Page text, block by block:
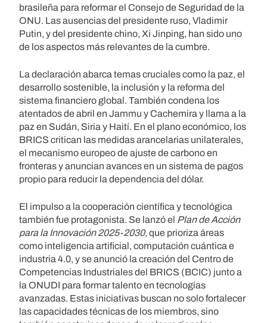
brasileña para reformar el Consejo de Seguridad de la
ONU. Las ausencias del presidente ruso, Vladimir
Putin, y del presidente chino, Xi Jinping, han sido uno
de los aspectos más relevantes de la cumbre.
La declaración abarca temas cruciales como la paz, el
desarrollo sostenible, la inclusión y la reforma del
sistema financiero global. También condena los
atentados de abril en Jammu y Cachemira y llama a la
paz en Sudán, Siria y Haití. En el plano económico, los
BRICS critican las medidas arancelarias unilaterales,
el mecanismo europeo de ajuste de carbono en
fronteras y anuncian avances en un sistema de pagos
propio para reducir la dependencia del dólar.
El impulso a la cooperación científica y tecnológica
también fue protagonista. Se lanzó el Plan de Acción
para la Innovación 2025-2030, que prioriza áreas
como inteligencia artificial, computación cuántica e
industria 4.0, y se anunció la creación del Centro de
Competencias Industriales del BRICS (BCIC) junto a
la ONUDI para formar talento en tecnologías
avanzadas. Estas iniciativas buscan no solo fortalecer
las capacidades técnicas de los miembros, sino